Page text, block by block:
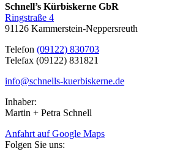
Schnell’s Kürbiskerne GbR
Ringstraße 4
91126 Kammerstein-Neppersreuth
Telefon (09122) 830703
Telefax (09122) 831821
info@schnells-kuerbiskerne.de
Inhaber:
Martin + Petra Schnell
Anfahrt auf Google Maps
Folgen Sie uns: